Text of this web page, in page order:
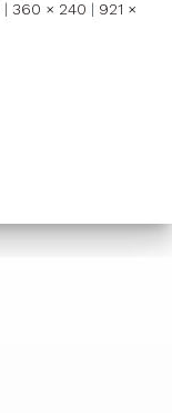
| 360 × 240 | 921 ×